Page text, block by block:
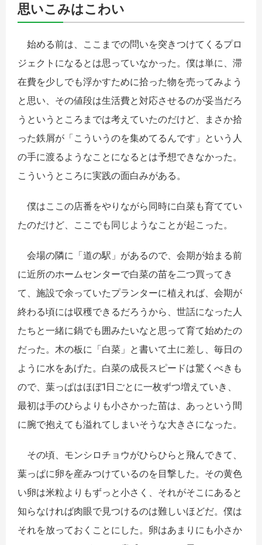
思いこみはこわい
始める前は、ここまでの問いを突きつけてくるプロ
ジェクトになるとは思っていなかった。僕は単に、滞
在費を少しでも浮かすために拾った物を売ってみよう
と思い、その値段は生活費と対応させるのが妥当だろ
うというところまでは考えていたのだけど、まさか拾
った鉄屑が「こういうのを集めてるんです」という人
の手に渡るようなことになるとは予想できなかった。
こういうところに実践の面白みがある。
僕はここの店番をやりながら同時に白菜も育ててい
たのだけど、ここでも同じようなことが起こった。
会場の隣に「道の駅」があるので、会期が始まる前
に近所のホームセンターで白菜の苗を二つ買ってき
て、施設で余っていたプランターに植えれば、会期が
終わる頃には収穫できるだろうから、世話になった人
たちと一緒に鍋でも囲みたいなと思って育て始めたの
だった。木の板に「白菜」と書いて土に差し、毎日の
ように水をあげた。白菜の成長スピードは驚くべきも
ので、葉っぱはほぼ1日ごとに一枚ずつ増えていき、
最初は手のひらよりも小さかった苗は、あっという間
に腕で抱えても溢れてしまいそうな大きさになった。
その頃、モンシロチョウがひらひらと飛んできて、
葉っぱに卵を産みつけているのを目撃した。その黄色
い卵は米粒よりもずっと小さく、それがそこにあると
知らなければ肉眼で見つけるのは難しいほどだ。僕は
それを放っておくことにした。卵はあまりにも小さか